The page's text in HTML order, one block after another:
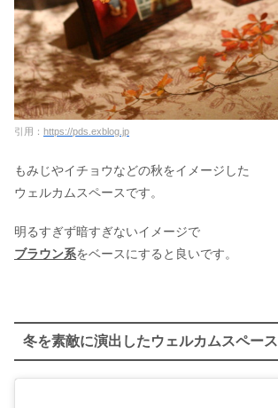
引用： https://pds.exblog.jp
もみじやイチョウなどの秋をイメージした
ウェルカムスペースです。
明るすぎず暗すぎないイメージで
ブラウン系をベースにすると良いです。
冬を素敵に演出したウェルカムスペース